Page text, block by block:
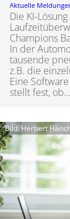
Aktuelle
Die KI-
Champions
In der
tausende
z.B. die
Eine
stellt fest, ob…
Bild: Herbert